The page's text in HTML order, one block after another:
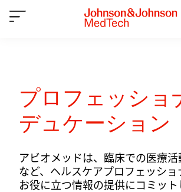
プロフェッショ
デュケーション
アビオメッドは、臨床での医療
など、ヘルスケアプロフェッシ
お役に立つ情報の提供にコミット